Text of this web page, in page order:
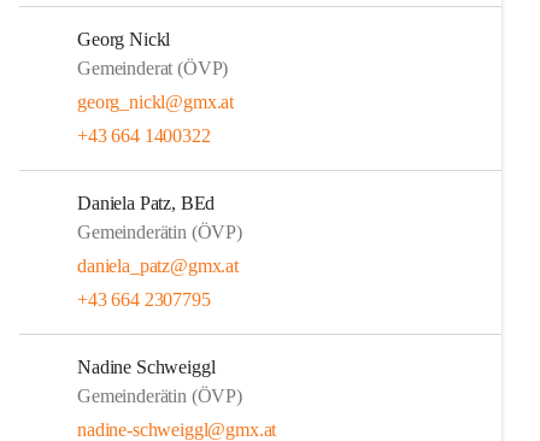
Georg Nickl
Gemeinderat (ÖVP)
georg_nickl@gmx.at
+43 664 1400322
Daniela Patz, BEd
Gemeinderätin (ÖVP)
daniela_patz@gmx.at
+43 664 2307795
Nadine Schweiggl
Gemeinderätin (ÖVP)
nadine-schweiggl@gmx.at